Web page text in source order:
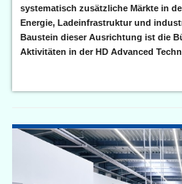
systematisch zusätzliche Märkte in
Energie, Ladeinfrastruktur und
Baustein dieser Ausrichtung ist die
Aktivitäten in der HD Advanced